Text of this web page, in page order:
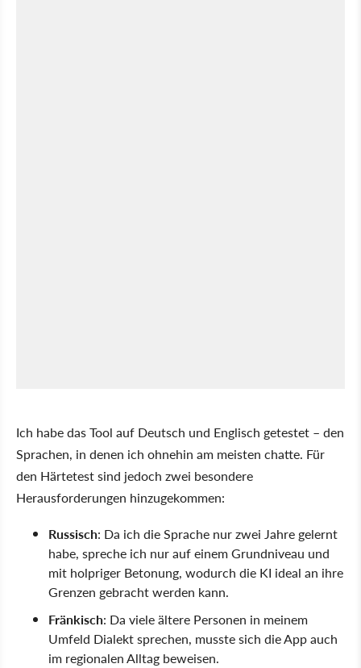
Ich habe das Tool auf Deutsch und Englisch getestet – den
Sprachen, in denen ich ohnehin am meisten chatte. Für
den Härtetest sind jedoch zwei besondere
Herausforderungen hinzugekommen:
Russisch: Da ich die Sprache nur zwei Jahre gelernt
habe, spreche ich nur auf einem Grundniveau und
mit holpriger Betonung, wodurch die KI ideal an ihre
Grenzen gebracht werden kann.
Fränkisch: Da viele ältere Personen in meinem
Umfeld Dialekt sprechen, musste sich die App auch
im regionalen Alltag beweisen.